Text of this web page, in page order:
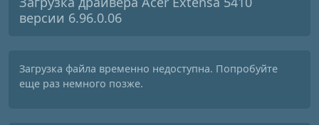
версии 6.96.0.06
Загрузка файла временно недоступна. Попробуйте
еще раз немного позже.